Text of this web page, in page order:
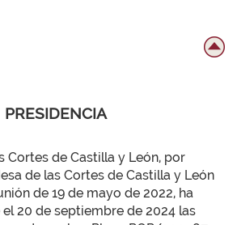
PRESIDENCIA
Cortes de Castilla y León, por
de las Cortes de Castilla y León
de 19 de mayo de 2022, ha
20 de septiembre de 2024 las